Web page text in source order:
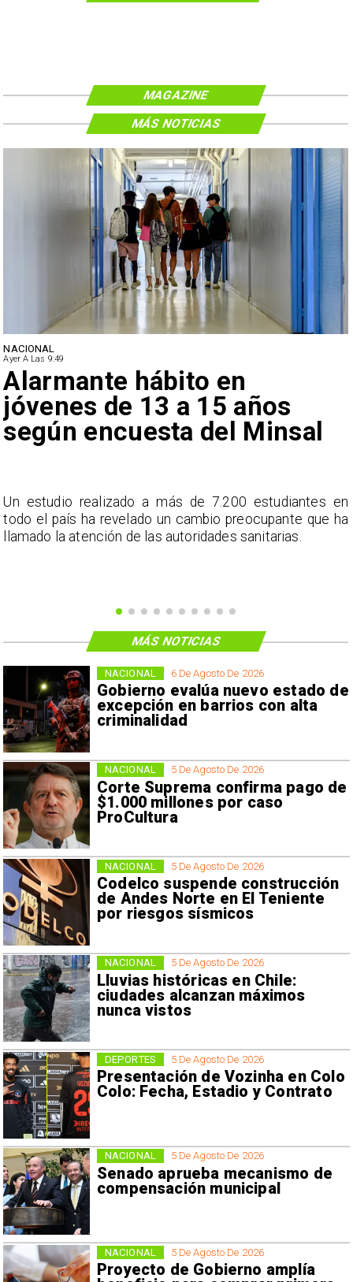
MAGAZINE
NACIONAL
Ayer A Las 9:49
Alarmante hábito en
jóvenes de 13 a 15 años
según encuesta del Minsal
Un estudio realizado a más de 7.200 estudiantes en
todo el país ha revelado un cambio preocupante que ha
llamado la atención de las autoridades sanitarias.
MÁS NOTICIAS
6 De Agosto De 2026
Gobierno evalúa nuevo estado de
excepción en barrios con alta
criminalidad
NACIONAL
5 De Agosto De 2026
Corte Suprema confirma pago de
$1.000 millones por caso
ProCultura
NACIONAL
5 De Agosto De 2026
Codelco suspende construcción
de Andes Norte en El Teniente
por riesgos sísmicos
NACIONAL
5 De Agosto De 2026
Lluvias históricas en Chile:
ciudades alcanzan máximos
nunca vistos
NACIONAL
5 De Agosto De 2026
Presentación de Vozinha en Colo
Colo: Fecha, Estadio y Contrato
DEPORTES
5 De Agosto De 2026
Senado aprueba mecanismo de
compensación municipal
NACIONAL
5 De Agosto De 2026
Proyecto de Gobierno amplía
NACIONAL
MÁS NOTICIAS